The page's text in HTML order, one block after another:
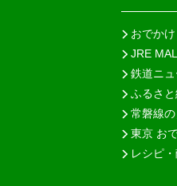
おでかけ
JRE
鉄道ニュ
ふるさ
常磐線
東京 お
レシピ